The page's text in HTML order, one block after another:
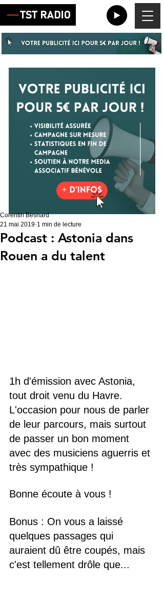
Podcast : Astonia dans
Rouen a du talent
Corentin Besnard
21 mai 2019 1 min de lecture
1h d'émission avec Astonia,
tout droit venu du Havre.
L'occasion pour nous de parler
de leur parcours, mais surtout
de passer un bon moment
avec des musiciens aguerris et
très sympathique !
Bonne écoute à vous !
Bonus : On vous a laissé
quelques passages qui
auraient dû être coupés, mais
c'est tellement drôle que...